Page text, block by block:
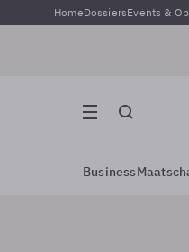
HomeDossiersEvents &
Business